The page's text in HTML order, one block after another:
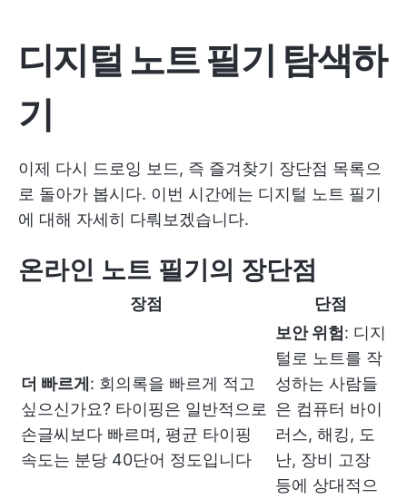
디지털 노트 필기 탐색하
기
이제 다시 드로잉 보드, 즉 즐겨찾기 장단점 목록으
로 돌아가 봅시다. 이번 시간에는 디지털 노트 필기
에 대해 자세히 다뤄보겠습니다.
온라인 노트 필기의 장단점
장점 단점
더 빠르게 : 회의록을 빠르게 적고
싶으신가요? 타이핑은 일반적으로
손글씨보다 빠르며, 평균 타이핑
속도는 분당 40단어 정도입니다
보안 위험: 디지
털로 노트를 작
성하는 사람들
은 컴퓨터 바이
러스, 해킹, 도
난, 장비 고장
등에 상대적으